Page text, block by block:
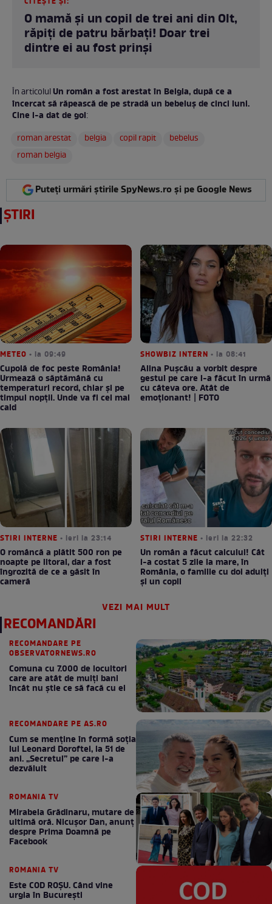
O mamă și un copil de trei ani din Olt,
răpiți de patru bărbați! Doar trei
dintre ei au fost prinși
În articolulUn român a fost arestat în Belgia, după ce a
încercat să răpească de pe stradă un bebeluș de cinci luni.
Cine l-a dat de gol:
roman arestat
belgia copil rapit
bebelus
roman belgia
Puteți urmări știrile SpyNews.ro și pe Google News
ȘTIRI
METEO • la 09:49
Cupolă de foc peste România!
Urmează o săptămână cu
temperaturi record, chiar și pe
timpul nopții. Unde va fi cel mai
cald
SHOWBIZ INTERN • la 08:41
Alina Pușcău a vorbit despre
gestul pe care l-a făcut în urmă
cu câteva ore. Atât de
emoționant! | FOTO
STIRI INTERNE • ieri la 23:14
O româncă a plătit 500 ron pe
noapte pe litoral, dar a fost
îngrozită de ce a găsit în
cameră
STIRI INTERNE • ieri la 22:32
Un român a făcut calculul! Cât
l-a costat 5 zile la mare, în
România, o familie cu doi adulți
și un copil
VEZI MAI MULT
RECOMANDĂRI
RECOMANDARE PE
OBSERVATORNEWS.RO
Comuna cu 7.000 de locuitori
care are atât de mulți bani
încât nu știe ce să facă cu ei
RECOMANDARE PE AS.RO
Cum se menţine în formă soţia
lui Leonard Doroftei, la 51 de
ani. „Secretul” pe care l-a
dezvăluit
ROMANIA TV
Mirabela Grădinaru, mutare de
ultimă oră. Nicuşor Dan, anunţ
despre Prima Doamnă pe
Facebook
ROMANIA TV
Este COD ROŞU. Când vine
urgia în Bucureşti